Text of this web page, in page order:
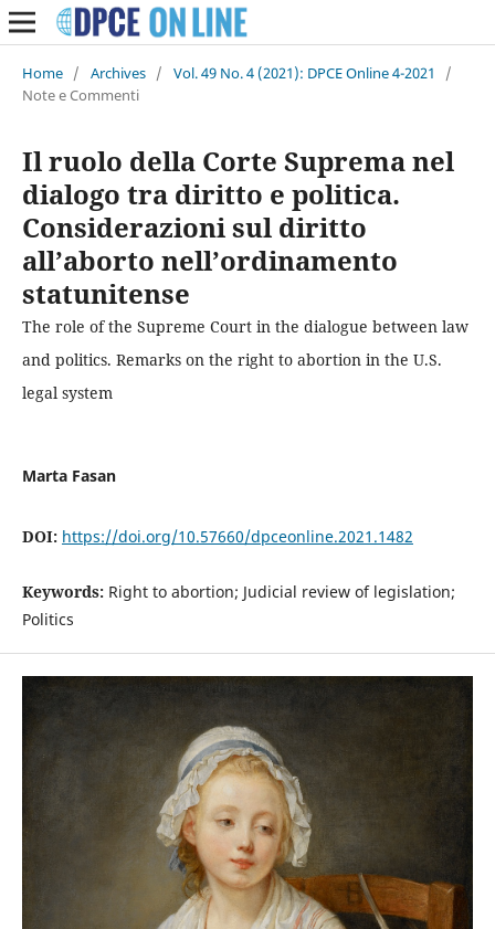
Home / Archives / Vol. 49 No. 4 (2021): DPCE Online 4-2021
/
Note e Commenti
Il ruolo della Corte Suprema nel
dialogo tra diritto e politica.
Considerazioni sul diritto
all’aborto nell’ordinamento
statunitense
The role of the Supreme Court in the dialogue between law
and politics. Remarks on the right to abortion in the U.S.
legal system
Marta Fasan
DOI: https://doi.org/10.57660/dpceonline.2021.1482
Keywords: Right to abortion; Judicial review of legislation;
Politics